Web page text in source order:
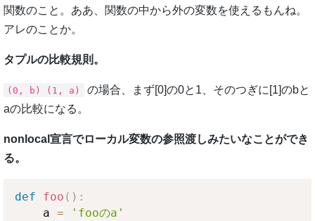
関数のこと。ああ、関数の中から外の変数を使えるもんね。
アレのことか。
タプルの比較規則。
(0, b) (1, a)
の場合、まず[0]の0と1、そのつぎに[1]のbと
aの比較になる。
nonlocal宣言でローカル変数の参照渡しみたいなことができ
る。
def foo ( ) :
    a
= 'fooのa'